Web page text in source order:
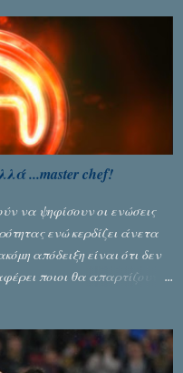
κάτι τέτοιο δεν ήταν
...master chef!
να ψηφίσουν οι ενώσεις
ενώ κερδίζει άνετα
απόδειξη είναι ότι δεν
ποιοι θα απαρτίζουν
υποψήφιους που
Sfyrigmata team